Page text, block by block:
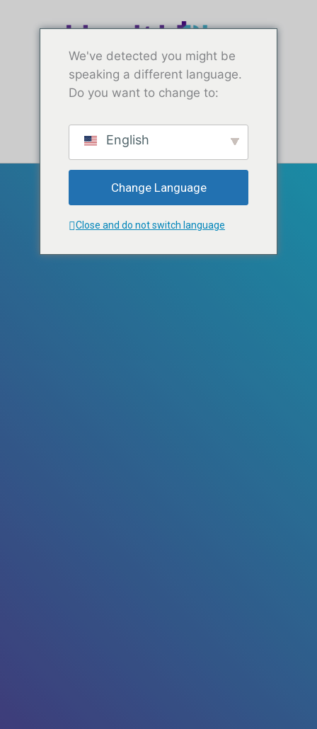
အခမဲ့စမ်းသပ်ခြင်း
We've detected you might be
speaking a different language.
Do you want to change to:
English
Change Language
Close and do not switch language